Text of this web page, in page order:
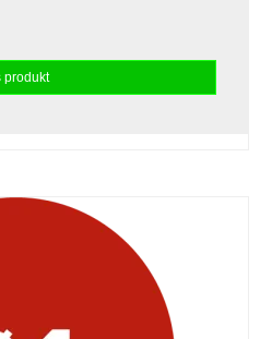
produkt